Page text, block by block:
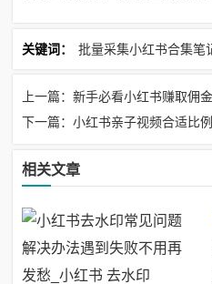
关键词： 批量采集小红书合集笔
相关文章